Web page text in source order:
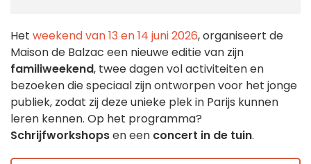
Het weekend van 13 en 14 juni2026, organiseert de
Maison de Balzac een nieuwe editie van zijn
familiweekend, twee dagen vol activiteiten en
bezoeken die speciaal zijn ontworpen voor het jonge
publiek, zodat zij deze unieke plek in Parijs kunnen
leren kennen. Op het programma?
Schrijfworkshopsen een concert in de tuin.